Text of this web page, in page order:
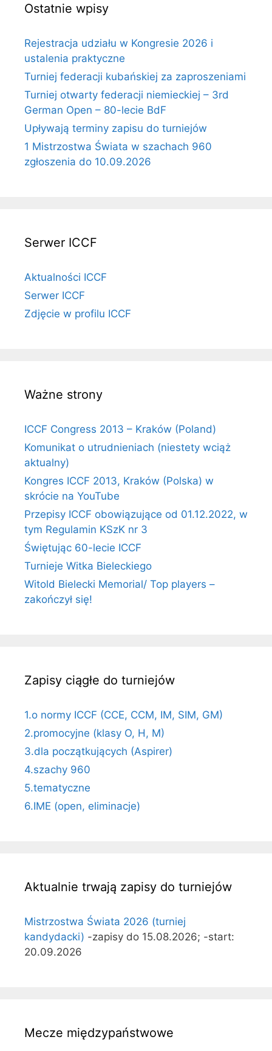
Ostatnie wpisy
Rejestracja udziału w Kongresie 2026 i
ustalenia praktyczne
Turniej federacji kubańskiej za zaproszeniami
Turniej otwarty federacji niemieckiej – 3rd
German Open – 80-lecie BdF
Upływają terminy zapisu do turniejów
1 Mistrzostwa Świata w szachach 960
zgłoszenia do 10.09.2026
Serwer ICCF
Aktualności ICCF
Serwer ICCF
Zdjęcie w profilu ICCF
Ważne strony
ICCF Congress 2013 – Kraków (Poland)
Komunikat o utrudnieniach (niestety wciąż
aktualny)
Kongres ICCF 2013, Kraków (Polska) w
skrócie na YouTube
Przepisy ICCF obowiązujące od 01.12.2022, w
tym Regulamin KSzK nr 3
Świętując 60-lecie ICCF
Turnieje Witka Bieleckiego
Witold Bielecki Memorial/ Top players –
zakończył się!
Zapisy ciągłe do turniejów
1.o normy ICCF (CCE, CCM, IM, SIM, GM)
2.promocyjne (klasy O, H, M)
3.dla początkujących (Aspirer)
4.szachy 960
5.tematyczne
6.IME (open, eliminacje)
Aktualnie trwają zapisy do turniejów
Mistrzostwa Świata 2026 (turniej
kandydacki) -zapisy do 15.08.2026; -start:
20.09.2026
Mecze międzypaństwowe